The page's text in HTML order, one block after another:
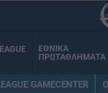
ΕΘΝΙΚΑ
ΠΡΩΤΑΘΛΗΜΑΤΑ
GAMECENTER